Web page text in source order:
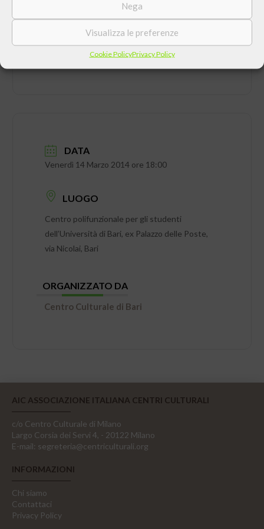
Nega
Visualizza le preferenze
Cookie PolicyPrivacy Policy
DATA
Venerdì 14 Marzo 2014 ore 18:00
LUOGO
Centro polifunzionale per gli studenti
dell’Università di Bari, ex Palazzo delle Poste,
via Nicolai, Bari
ORGANIZZATO DA
Centro Culturale di Bari
AIC ASSOCIAZIONE ITALIANA CENTRI CULTURALI
c/o Centro Culturale di Milano
Largo Corsia dei Servi 4, - 20122 Milano
E-mail: segreteria@centriculturali.org
INFORMAZIONI
Chi siamo
Contattaci
Privacy Policy